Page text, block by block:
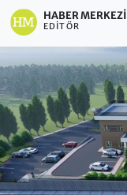
HABER MERKEZI
EDITÖR